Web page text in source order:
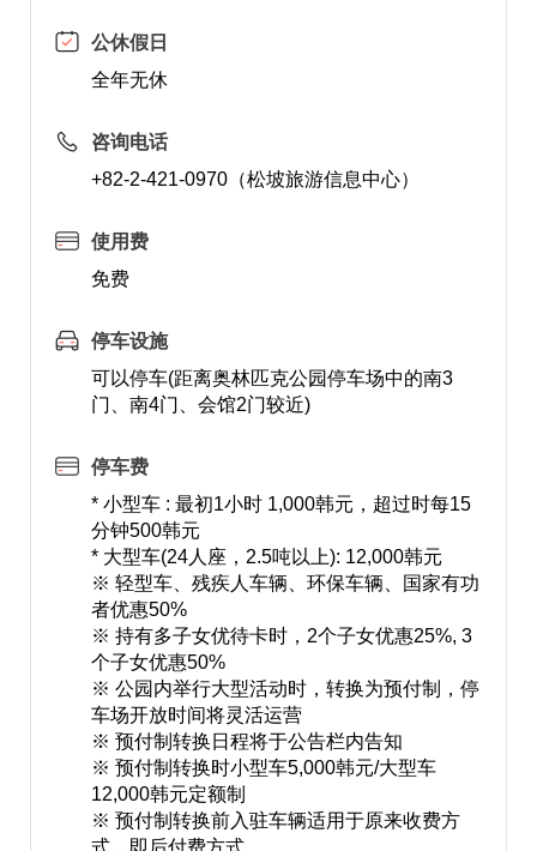
公休假日
全年无休
咨询电话
+82-2-421-0970（松坡旅游信息中心）
使用费
免费
停车设施
可以停车(距离奥林匹克公园停车场中的南3
门、南4门、会馆2门较近)
停车费
* 小型车 : 最初1小时 1,000韩元，超过时每15
分钟500韩元
* 大型车(24人座，2.5吨以上): 12,000韩元
※ 轻型车、残疾人车辆、环保车辆、国家有功
者优惠50%
※ 持有多子女优待卡时，2个子女优惠25%, 3
个子女优惠50%
※ 公园内举行大型活动时，转换为预付制，停
车场开放时间将灵活运营
※ 预付制转换日程将于公告栏内告知
※ 预付制转换时小型车5,000韩元/大型车
12,000韩元定额制
※ 预付制转换前入驻车辆适用于原来收费方
式，即后付费方式